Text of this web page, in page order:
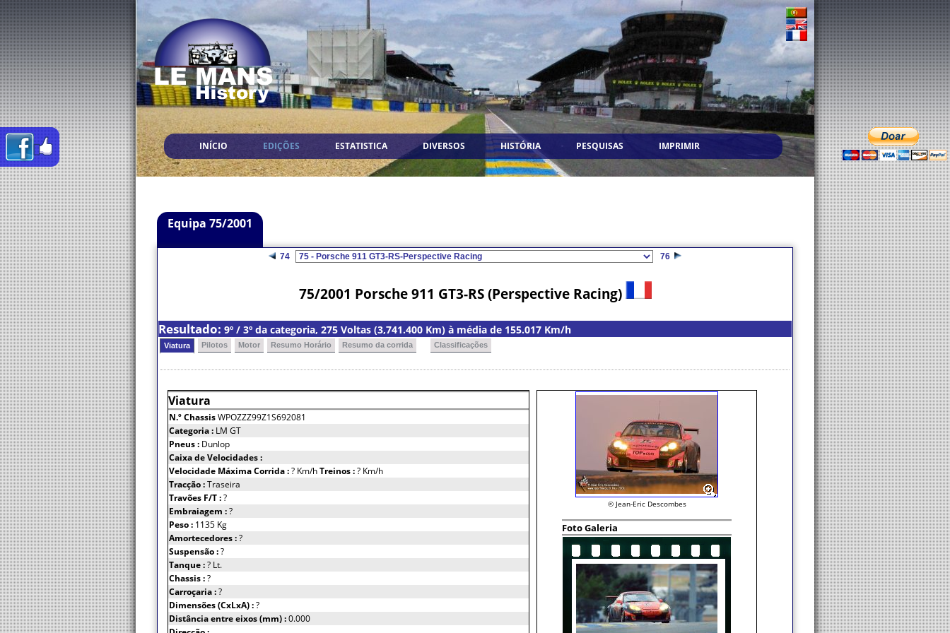
INÍCIO EDIÇÕES ESTATISTICA DIVERSOS HISTÓRIA PESQUISAS IMPRIMIR
Equipa 75/2001
74 76
75/2001 Porsche 911 GT3-RS (Perspective Racing)
Resultado: 9º / 3º da categoria, 275 Voltas (3,741.400 Km) à média de 155.017 Km/h
Viatura Pilotos Motor Resumo Horário Resumo da corrida Classificações
Viatura
N.º ChassisWPOZZZ99Z1S692081
Categoria : LM GT
Pneus : Dunlop
Caixa de Velocidades :
Velocidade Máxima Corrida :? Km/hTreinos :? Km/h
Tracção :Traseira
Travões F/T :?
Embraiagem :?
Peso : 1135 Kg
Amortecedores :?
Suspensão :?
Tanque :? Lt.
Chassis :?
Carroçaria :?
Dimensões (CxLxA) :?
Distância entre eixos (mm) :0.000
© Jean-Eric Descombes
Foto Galeria